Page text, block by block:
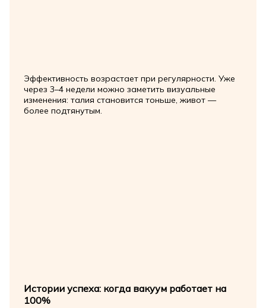
Эффективность возрастает при регулярности. Уже
через 3–4 недели можно заметить визуальные
изменения: талия становится тоньше, живот —
более подтянутым.
Истории успеха: когда вакуум работает на
100%